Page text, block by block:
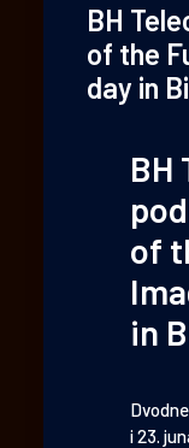
BH
of the
day in
BH
of
in
i 23.